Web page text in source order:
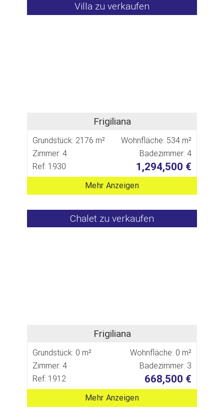
Villa zu verkaufen
Frigiliana
Grundstück: 2176 m²
Wohnfläche: 534 m²
Zimmer: 4
Badezimmer: 4
Ref: 1930
1,294,500 €
Mehr Anzeigen
Chalet zu verkaufen
Frigiliana
Grundstück: 0 m²
Wohnfläche: 0 m²
Zimmer: 4
Badezimmer: 3
Ref: 1912
668,500 €
Mehr Anzeigen